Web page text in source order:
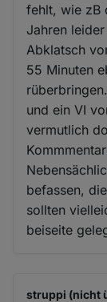
fehlt, wie zB
Jahren
Abklatsch
55 Minuten
und ein VI
vermutlich
befassen,
sollten
beiseite
struppi (nicht